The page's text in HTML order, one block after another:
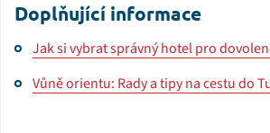
Doplňující informace
Jak si vybrat správný hotel pro
Vůně orientu: Rady a tipy na cestu do